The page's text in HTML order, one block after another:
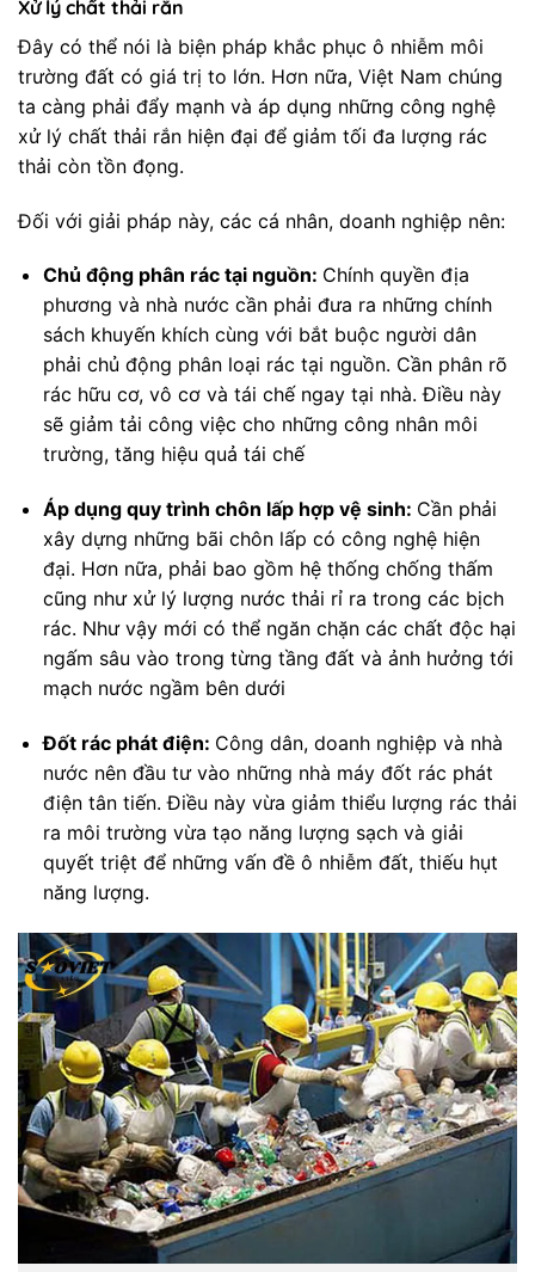
Xử lý chất thải rắn
Đây có thể nói là biện pháp khắc phục ô nhiễm môi
trường đất có giá trị to lớn. Hơn nữa, Việt Nam chúng
ta càng phải đẩy mạnh và áp dụng những công nghệ
xử lý chất thải rắn hiện đại để giảm tối đa lượng rác
thải còn tồn đọng.
Đối với giải pháp này, các cá nhân, doanh nghiệp nên:
Chủ động phân rác tại nguồn: Chính quyền địa
phương và nhà nước cần phải đưa ra những chính
sách khuyến khích cùng với bắt buộc người dân
phải chủ động phân loại rác tại nguồn. Cần phân rõ
rác hữu cơ, vô cơ và tái chế ngay tại nhà. Điều này
sẽ giảm tải công việc cho những công nhân môi
trường, tăng hiệu quả tái chế
Áp dụng quy trình chôn lấp hợp vệ sinh: Cần phải
xây dựng những bãi chôn lấp có công nghệ hiện
đại. Hơn nữa, phải bao gồm hệ thống chống thấm
cũng như xử lý lượng nước thải rỉ ra trong các bịch
rác. Như vậy mới có thể ngăn chặn các chất độc hại
ngấm sâu vào trong từng tầng đất và ảnh hưởng tới
mạch nước ngầm bên dưới
Đốt rác phát điện: Công dân, doanh nghiệp và nhà
nước nên đầu tư vào những nhà máy đốt rác phát
điện tân tiến. Điều này vừa giảm thiểu lượng rác thải
ra môi trường vừa tạo năng lượng sạch và giải
quyết triệt để những vấn đề ô nhiễm đất, thiếu hụt
năng lượng.